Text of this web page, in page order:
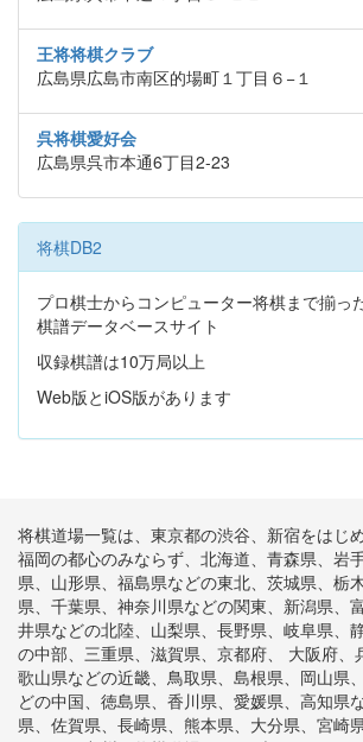
王将将棋クラブ
広島県広島市南区的場町１丁目６−１
呉将棋愛好会
広島県呉市本通6丁目2-23
将棋DB2
プロ棋士からコンピューター将棋まで揃っ
棋譜データベースサイト
収録棋譜は10万局以上
Web版とiOS版があります
将棋道場一覧は、東京都の渋谷、新宿をはじ
福岡の都心のみならず、北海道、青森県、岩
県、山形県、福島県などの東北、茨城県、栃
県、千葉県、神奈川県などの関東、新潟県、
井県などの北陸、山梨県、長野県、岐阜県、
の中部、三重県、滋賀県、京都府、 大阪府、
歌山県などの近畿、鳥取県、島根県、岡山県
どの中国、徳島県、香川県、愛媛県、高知県
県、佐賀県、長崎県、熊本県、大分県、宮崎